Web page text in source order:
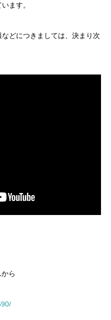
）
ます。
どにつきましては、決まり次
ら